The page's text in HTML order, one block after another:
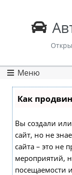
Меню
Как
Вы создали
сайт, но не
сайта – это не
мероприятий,
посещаемости